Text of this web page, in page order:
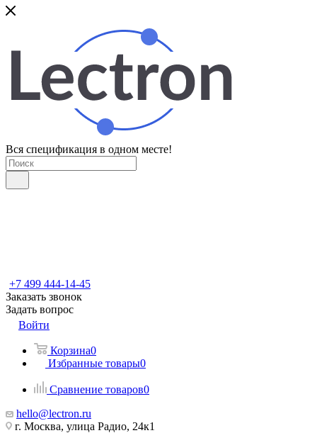
Вся спецификация в одном месте!
+7 499 444-14-45
Заказать звонок
Задать вопрос
Войти
Корзина0
Избранные товары0
Сравнение товаров0
hello@lectron.ru
г. Москва, улица Радио, 24к1